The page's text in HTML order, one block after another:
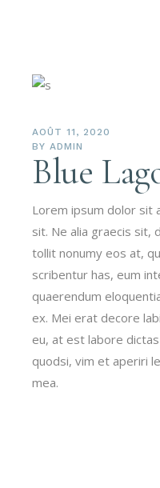
AOÛT 11, 2020
BY ADMIN
Blue
Lorem ipsum dolor sit
sit. Ne alia graecis sit,
tollit nonumy eos at,
scribentur has, eum
quaerendum
ex. Mei erat decore
eu, at est labore
quodsi, vim et aperiri
mea.